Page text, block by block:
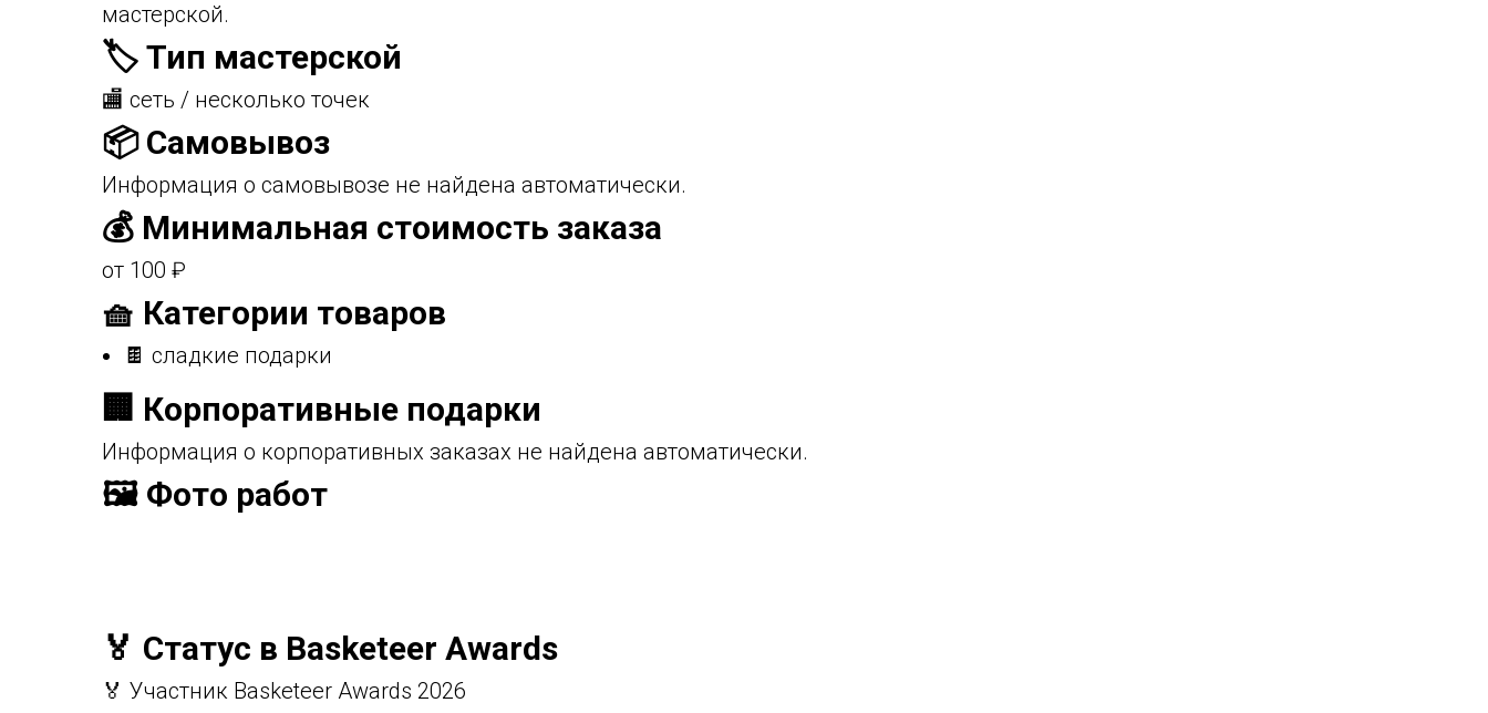
мастерской.
🏷️ Тип мастерской
🏬 сеть / несколько точек
📦 Самовывоз
Информация о самовывозе не найдена автоматически.
💰 Минимальная стоимость заказа
от 100 ₽
🧺 Категории товаров
🍫 сладкие подарки
🏢 Корпоративные подарки
Информация о корпоративных заказах не найдена автоматически.
🖼️ Фото работ
🏅 Статус в Basketeer Awards
🏅 Участник Basketeer Awards 2026